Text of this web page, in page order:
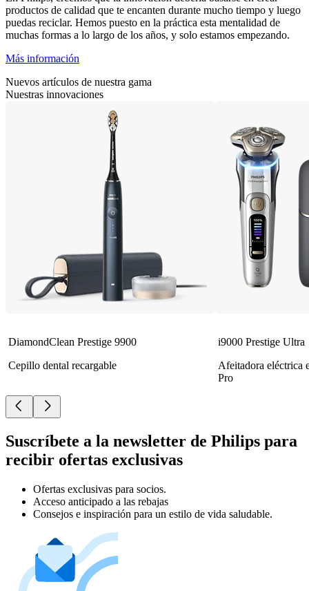
productos de calidad que te encanten durante mucho tiempo y luego
puedas reciclar. Hemos puesto en la práctica esta mentalidad de
muchas formas a lo largo de los años, y solo estamos empezando.
Más información
Nuevos artículos de nuestra gama
Nuestras innovaciones
DiamondClean Prestige 9900
Cepillo dental recargable
i9000 Prestige Ultra
Afeitadora eléctrica
Pro
Suscríbete a la newsletter de Philips para
recibir ofertas exclusivas
Ofertas exclusivas para socios.
Acceso anticipado a las rebajas
Consejos e inspiración para un estilo de vida saludable.